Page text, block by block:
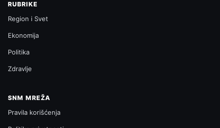
RUBRIKE
Region i Svet
Ekonomija
Politika
Zdravlje
SNM MREŽA
Pravila korišćenja